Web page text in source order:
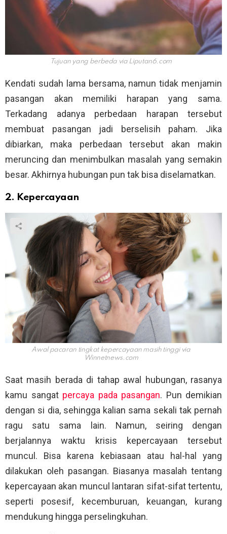
Tujuan yang berbeda viaLiputan6.com
Kendati sudah lama bersama, namun tidak menjamin
pasangan akan memiliki harapan yang sama.
Terkadang adanya perbedaan harapan tersebut
membuat pasangan jadi berselisih paham. Jika
dibiarkan, maka perbedaan tersebut akan makin
meruncing dan menimbulkan masalah yang semakin
besar. Akhirnya hubungan pun tak bisa diselamatkan.
2. Kepercayaan
Awal pacaran tingkat kepercayaan masih tinggi via
Winnetnews.com
Saat masih berada di tahap awal hubungan, rasanya
kamu sangat percaya pada pasangan. Pun demikian
dengan si dia, sehingga kalian sama sekali tak pernah
ragu satu sama lain. Namun, seiring dengan
berjalannya waktu krisis kepercayaan tersebut
muncul. Bisa karena kebiasaan atau hal-hal yang
dilakukan oleh pasangan. Biasanya masalah tentang
kepercayaan akan muncul lantaran sifat-sifat tertentu,
seperti posesif, kecemburuan, keuangan, kurang
mendukung hingga perselingkuhan.